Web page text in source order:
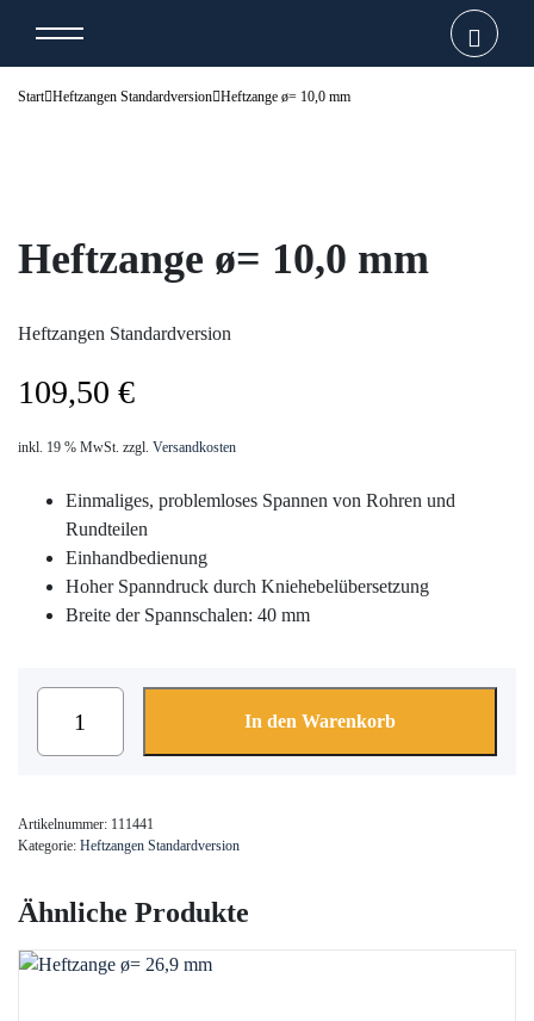
Start Heftzangen Standardversion Heftzange ø= 10,0 mm
Heftzange ø= 10,0 mm
Heftzangen Standardversion
109,50 €
inkl. 19 % MwSt. zzgl. Versandkosten
Einmaliges, problemloses Spannen von Rohren und
Rundteilen
Einhandbedienung
Hoher Spanndruck durch Kniehebelübersetzung
Breite der Spannschalen: 40 mm
Heftzange
10,0
In den Warenkorb
Artikelnummer: 111441
Kategorie: Heftzangen Standardversion
Ähnliche Produkte